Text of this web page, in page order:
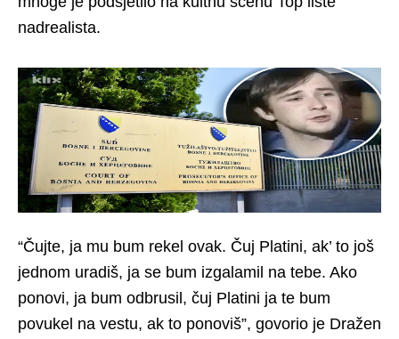
nadrealista.
“Čujte, ja mu bum rekel ovak. Čuj Platini, ak’ to još
jednom uradiš, ja se bum izgalamil na tebe. Ako
ponovi, ja bum odbrusil, čuj Platini ja te bum
povukel na vestu, ak to ponoviš”, govorio je Dražen